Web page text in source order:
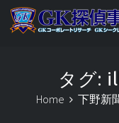
タグ:
Home 下野新